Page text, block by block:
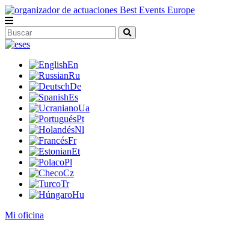
es
En
Ru
De
Es
Ua
Pt
Nl
Fr
Et
Pl
Cz
Tr
Hu
Mi oficina